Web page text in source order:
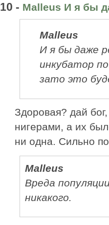
10 - Malleus И я бы
Malleus
И я бы даже
инкубатор
зато это
Здоровая? дай
нигерами, а их
ни одна. Сильно
Malleus
Вреда
никакого.